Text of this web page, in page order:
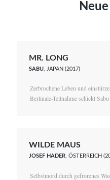
MR. LONG
SABU , JAPAN (2017)
Zerbrochene Leben und
Berlinale-Teilnahme schickt
WILDE MAUS
JOSEF HADER, ÖSTERREICH
Selbstmord durch gefrorenes